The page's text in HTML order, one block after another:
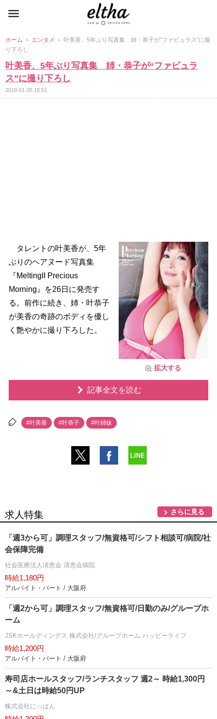
ホーム ＞ エンタメ ＞ 叶美香、5年ぶり写真集 姉・恭子が“ファビュラス”に撮
り下ろし
叶美香、5年ぶり写真集 姉・恭子が“ファビュラ
ス”に撮り下ろし
2018-01-25 10:51
拡大する
タレントの叶美香が、5年
ぶりのヘアヌード写真集
『MeltingII Precious
Morning』を26日に発売す
る。前作に続き、姉・叶恭子
が美香の奇跡のボディを優し
く艶やかに撮り下ろした。
記事全文を読む
#叶美香 #叶恭子 #叶姉妹
求人特集 さらに見る
「週3から可」調理スタッフ/無資格可/シフト相談可/病院/社
会保障完備
社会医療法人清恵会 清恵会病院
時給1,180円
アルバイト・パート / 大阪府
「週2から可」調理スタッフ/無資格可/日勤のみ/グループホ
ーム
JSKホールディングス 株式会社/グループホーム ハッピーライフ
時給1,200円
アルバイト・パート / 大阪府
寿司店ホールスタッフ/ランチスタッフ 週2～ 時給1,300円
～&土日は時給50円UP
株式会社にっぱん